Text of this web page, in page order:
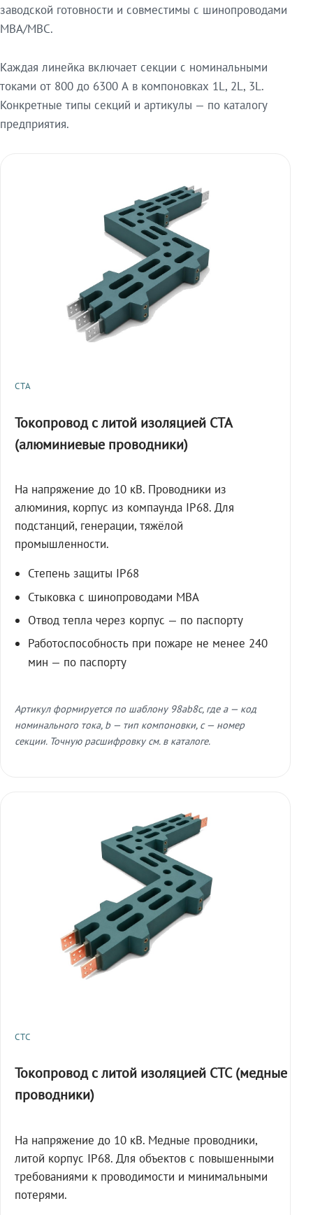
заводской готовности и совместимы с шинопроводами
МВА/МВС.
Каждая линейка включает секции с номинальными
токами от 800 до 6300 А в компоновках 1L, 2L, 3L.
Конкретные типы секций и артикулы — по каталогу
предприятия.
СТА
Токопровод с литой изоляцией СТА
(алюминиевые проводники)
На напряжение до 10 кВ. Проводники из
алюминия, корпус из компаунда IP68. Для
подстанций, генерации, тяжёлой
промышленности.
Степень защиты IP68
Стыковка с шинопроводами МВА
Отвод тепла через корпус — по паспорту
Работоспособность при пожаре не менее 240
мин — по паспорту
Артикул формируется по шаблону 98ab8c, где a — код
номинального тока, b — тип компоновки, c — номер
секции. Точную расшифровку см. в каталоге.
СТС
Токопровод с литой изоляцией СТС (медные
проводники)
На напряжение до 10 кВ. Медные проводники,
литой корпус IP68. Для объектов с повышенными
требованиями к проводимости и минимальными
потерями.